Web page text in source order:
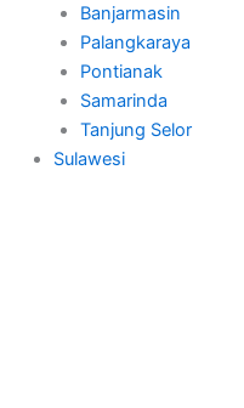
Banjarmasin
Palangkaraya
Pontianak
Samarinda
Tanjung Selor
Sulawesi